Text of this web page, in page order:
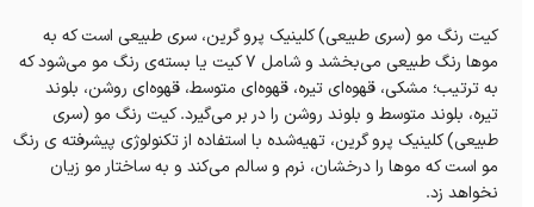
کیت رنگ مو (سری طبیعی) کلینیک پرو گرین، سری طبیعی است که به
موها رنگ طبیعی می‌بخشد و شامل ۷ کیت یا بسته‌ی رنگ مو می‌شود که
به ترتیب؛ مشکی، قهوه‌ای تیره، قهوه‌ای متوسط، قهوه‌ای روشن، بلوند
تیره، بلوند متوسط و بلوند روشن را در بر می‌گیرد. کیت رنگ مو (سری
طبیعی) کلینیک پرو گرین، تهیه‌شده با استفاده از تکنولوژی پیشرفته ی رنگ
مو است که موها را درخشان، نرم و سالم می‌کند و به ساختار مو زیان
نخواهد زد.